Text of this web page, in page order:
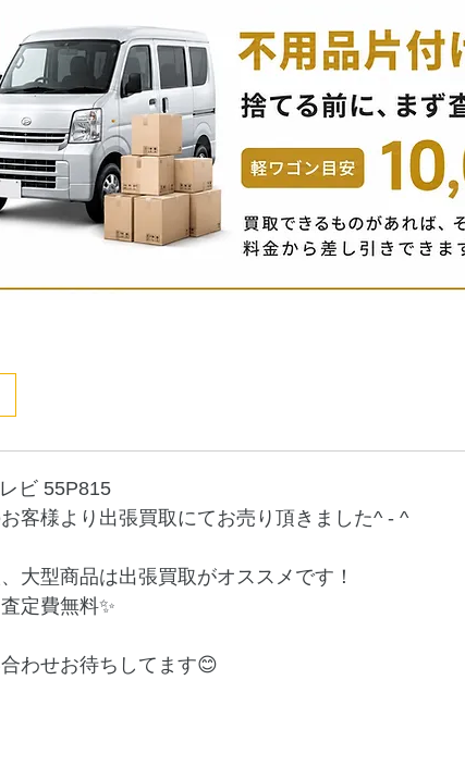
ビ 55P815
客様より出張買取にてお売り頂きました^ - ^
大型商品は出張買取がオススメです！
定費無料✨
わせお待ちしてます😊